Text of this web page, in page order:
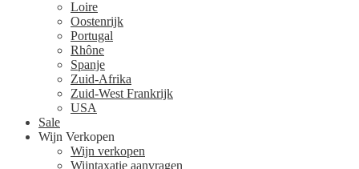
Loire
Oostenrijk
Portugal
Rhône
Spanje
Zuid-Afrika
Zuid-West Frankrijk
USA
Sale
Wijn Verkopen
Wijn verkopen
Wijntaxatie aanvragen